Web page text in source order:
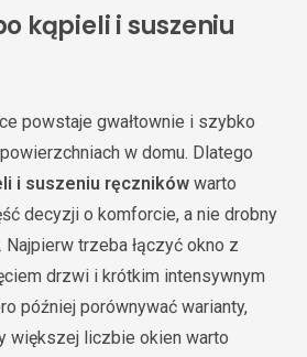
kąpieli i suszeniu
powstaje gwałtownie i szybko
w domu. Dlatego
i suszeniu ręczników warto
decyzji o komforcie, a nie drobny
Najpierw trzeba łączyć okno z
drzwi i krótkim intensywnym
później porównywać warianty,
większej liczbie okien warto